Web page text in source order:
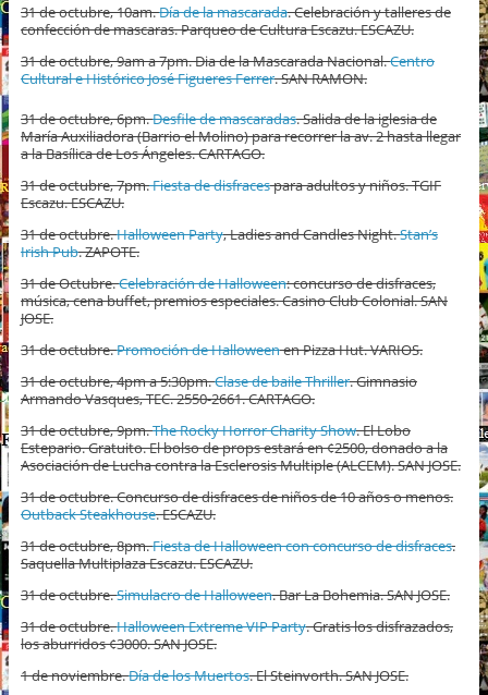
31 de octubre, 10am.Día de la mascarada. Celebración y talleres de
confección de mascaras. Parqueo de Cultura Escazu. ESCAZU.
31 de octubre, 9am a 7pm. Dia de la Mascarada Nacional.Centro
Cultural e Histórico José Figueres Ferrer. SAN RAMON.
31 de octubre, 6pm.Desfile de mascaradas. Salida de la iglesia de
María Auxiliadora (Barrio el Molino) para recorrer la av. 2 hasta llegar
a la Basílica de Los Ángeles. CARTAGO.
31 de octubre, 7pm.Fiesta de disfracespara adultos y niños. TGIF
Escazu. ESCAZU.
31 de octubre.Halloween Party, Ladies and Candles Night.Stan’s
Irish Pub. ZAPOTE.
31 de Octubre.Celebración de Halloween: concurso de disfraces,
música, cena buffet, premios especiales. Casino Club Colonial. SAN
JOSE.
31 de octubre.Promoción de Halloweenen Pizza Hut. VARIOS.
31 de octubre, 4pm a 5:30pm.Clase de baile Thriller. Gimnasio
Armando Vasques, TEC. 2550-2661. CARTAGO.
31 de octubre, 9pm.The Rocky Horror Charity Show. El Lobo
Estepario. Gratuito. El bolso de props estará en ¢2500, donado a la
Asociación de Lucha contra la Esclerosis Multiple (ALCEM). SAN JOSE.
31 de octubre. Concurso de disfraces de niños de 10 años o menos.
Outback Steakhouse. ESCAZU.
31 de octubre, 8pm.Fiesta de Halloween con concurso de disfraces.
Saquella Multiplaza Escazu. ESCAZU.
31 de octubre.Simulacro de Halloween. Bar La Bohemia. SAN JOSE.
31 de octubre.Halloween Extreme VIP Party. Gratis los disfrazados,
los aburridos ¢3000. SAN JOSE.
1 de noviembre.Día de los Muertos. El Steinvorth. SAN JOSE.